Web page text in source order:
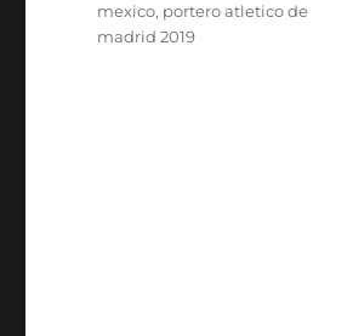
mexico, portero atletico de
madrid 2019